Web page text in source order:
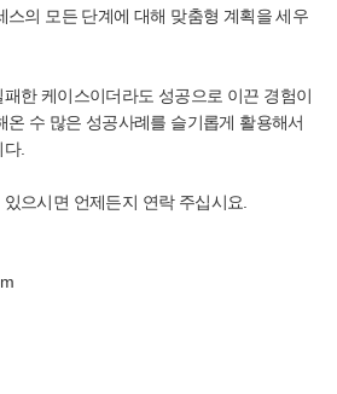
스의 모든 단계에 대해 맞춤형 계획을 세우
한 케이스이더라도 성공으로 이끈 경험이
온 수 많은 성공사례를 슬기롭게 활용해서
.
으시면 언제든지 연락 주십시요.